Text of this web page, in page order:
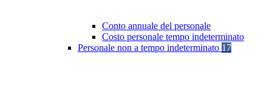
Conto annuale del personale
Costo personale tempo indeterminato
Personale non a tempo indeterminato 17